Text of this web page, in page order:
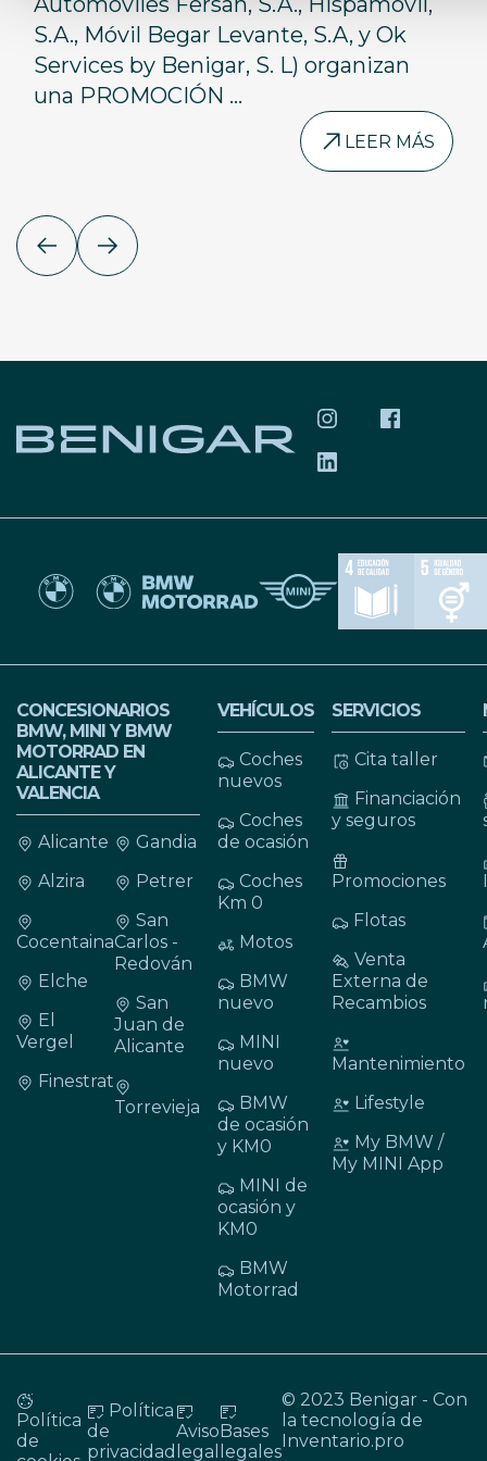
S.A., Móvil Begar Levante, S.A, y Ok
Services by Benigar, S. L) organizan
una PROMOCIÓN ...
LEER MÁS
SÍGUENOS EN
SÍGUENOS
SÍGUENOS EN
CONCESIONARIOS
BMW, MINI Y BMW
MOTORRAD EN
ALICANTE Y
VALENCIA
Alicante
Alzira
Cocentaina
Elche
El
Vergel
Finestrat
Gandia
Petrer
San
Carlos -
Redován
San
Juan de
Alicante
Torrevieja
VEHÍCULOS
Coches
nuevos
Coches
de ocasión
Coches
Km 0
Motos
BMW
nuevo
MINI
nuevo
BMW
de ocasión
y KM0
MINI de
ocasión y
KM0
BMW
Motorrad
SERVICIOS
Cita taller
Financiación
y seguros
Promociones
Flotas
Venta
Externa de
Recambios
Mantenimiento
Lifestyle
My BMW /
My MINI App
Política
de
Política
de
privacidad
Aviso
legal
Bases
legales
© 2023 Benigar - Con
la tecnología de
Inventario.pro